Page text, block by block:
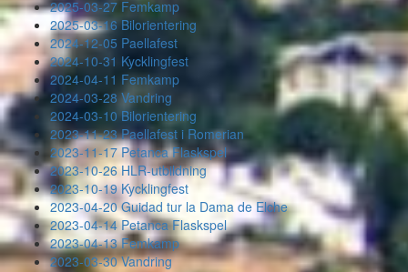
2025-03-27 Femkamp
2025-03-16 Bilorientering
2024-12-05 Paellafest
2024-10-31 Kycklingfest
2024-04-11 Femkamp
2024-03-28 Vandring
2024-03-10 Bilorientering
2023-11-23 Paellafest i Romerian
2023-11-17 Petanca Flaskspel
2023-10-26 HLR-utbildning
2023-10-19 Kycklingfest
2023-04-20 Guidad tur la Dama de Elche
2023-04-14 Petanca Flaskspel
2023-04-13 Femkamp
2023-03-30 Vandring